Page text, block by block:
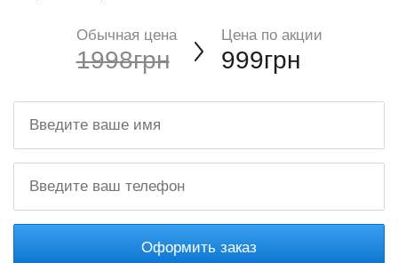
Обычная цена
1998грн
Цена по акции
999грн
Оформить заказ